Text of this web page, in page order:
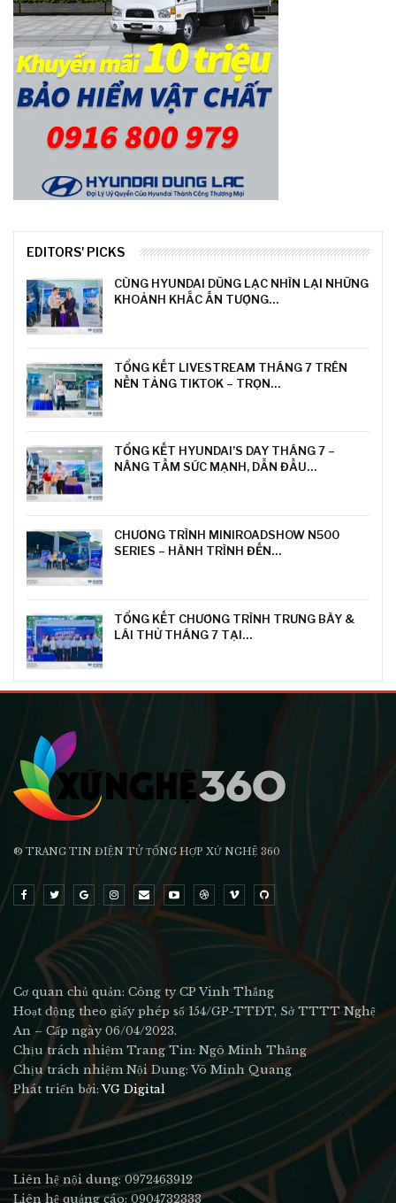
EDITORS' PICKS
CÙNG HYUNDAI DŨNG LẠC NHÌN LẠI NHỮNG
KHOẢNH KHẮC ẤN TƯỢNG…
TỔNG KẾT LIVESTREAM THÁNG 7 TRÊN
NỀN TẢNG TIKTOK – TRỌN…
TỔNG KẾT HYUNDAI’S DAY THÁNG 7 –
NÂNG TẦM SỨC MẠNH, DẪN ĐẦU…
CHƯƠNG TRÌNH MINIROADSHOW N500
SERIES – HÀNH TRÌNH ĐẾN…
TỔNG KẾT CHƯƠNG TRÌNH TRƯNG BÀY &
LÁI THỬ THÁNG 7 TẠI…
® TRANG TIN ĐIỆN TỬ ТỔNG HỢP XỨ NGHỆ 360
Cơ quan chủ quản: Công ty CP Vinh Thắng
Hoạt động theo giấy phép số 154/GP-TTĐT, Sở TTTT Nghệ
An – Cấp ngày 06/04/2023.
Chịu trách nhiệm Trang Tin: Ngô Minh Thắng
Chịu trách nhiệm Nội Dung: Võ Minh Quang
Phát triển bởi:VG Digital
Liên hệ nội dung: 0972463912
Liên hệ quảng cáo: 0904732333